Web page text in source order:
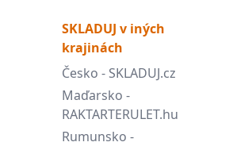
SKLADUJ v iných
krajinách
Česko - SKLADUJ.cz
Maďarsko -
RAKTARTERULET.hu
Rumunsko -